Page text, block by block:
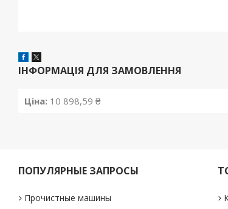
ІНФОРМАЦІЯ ДЛЯ ЗАМОВЛЕННЯ
Ціна: 10 898,59 ₴
ПОПУЛЯРНЫЕ ЗАПРОСЫ
Прочистные машины